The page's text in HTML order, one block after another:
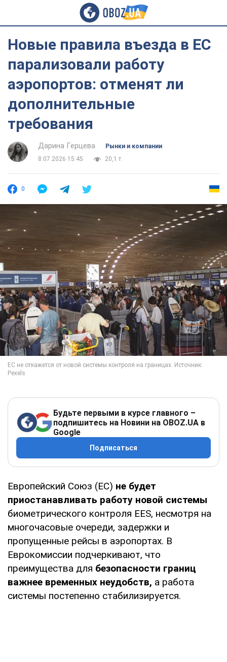
Новые правила въезда в ЕС
парализовали работу
аэропортов: отменят ли
дополнительные
требования
Дарина Герцева
Рынки и компании
8.07.2026 15:45
20,1 т.
0
Будьте первыми в курсе главного –
подпишитесь на Новини на OBOZ.UA в
Google
Подписаться
Европейский Союз (ЕС) не будет
приостанавливать работу новой системы
биометрического контроля EES, несмотря на
многочасовые очереди, задержки и
пропущенные рейсы в аэропортах. В
Еврокомиссии подчеркивают, что
преимущества для безопасности границ
важнее временных неудобств, а работа
системы постепенно стабилизируется.